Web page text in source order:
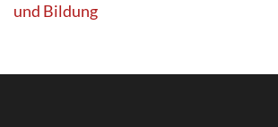
und Bildung